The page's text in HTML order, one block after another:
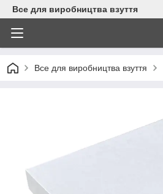
Все для виробництва взуття
Все для виробництва взуття